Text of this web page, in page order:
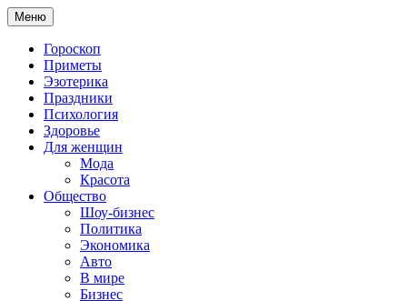
Меню
Гороскоп
Приметы
Эзотерика
Праздники
Психология
Здоровье
Для женщин
Мода
Красота
Общество
Шоу-бизнес
Политика
Экономика
Авто
В мире
Бизнес